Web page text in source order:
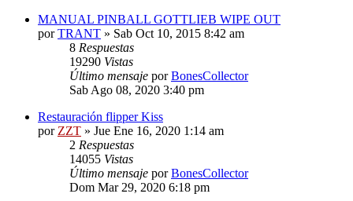
MANUAL PINBALL GOTTLIEB WIPE OUT
porTRANT » Sab Oct 10, 2015 8:42 am
8 Respuestas
19290 Vistas
Último mensaje porBonesCollector
Sab Ago 08, 2020 3:40 pm
Restauración flipper Kiss
por ZZT » Jue Ene 16, 2020 1:14 am
2 Respuestas
14055 Vistas
Último mensaje porBonesCollector
Dom Mar 29, 2020 6:18 pm